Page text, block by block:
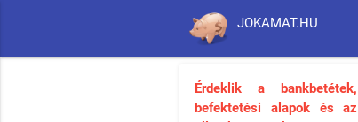
JOKAMAT.HU
Érdeklik a bankbetétek,
befektetési alapok és az